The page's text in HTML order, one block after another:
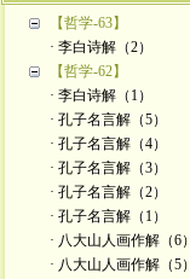
【哲学-63】
· 李白诗解（2）
【哲学-62】
· 李白诗解（1）
· 孔子名言解（5）
· 孔子名言解（4）
· 孔子名言解（3）
· 孔子名言解（2）
· 孔子名言解（1）
· 八大山人画作解（6）
· 八大山人画作解（5）